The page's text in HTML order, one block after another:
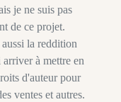
je ne suis pas
de ce projet.
la reddition
à mettre en
d'auteur pour
ventes et autres.